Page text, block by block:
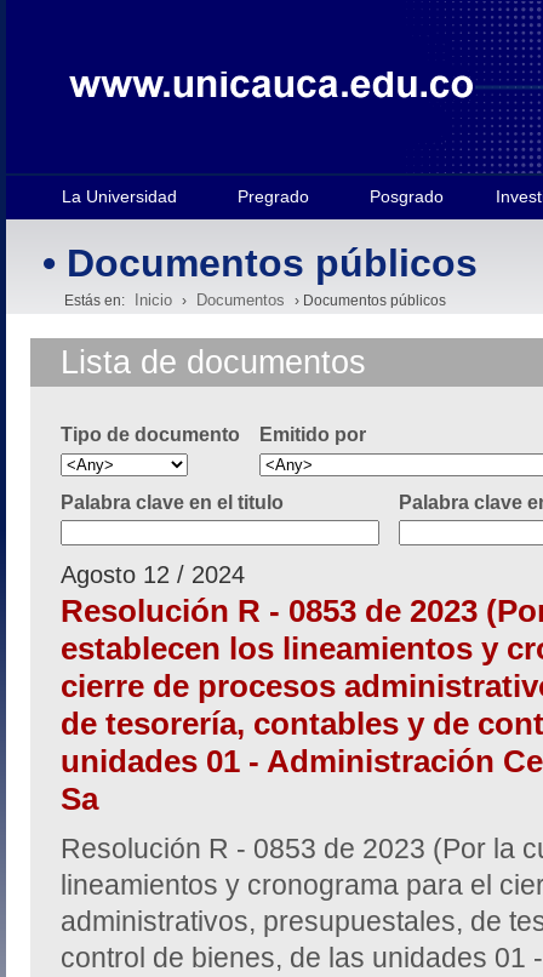
La Universidad Pregrado Posgrado
• Documentos públicos
Estás en: Inicio › Documentos › Documentos públicos
Lista de documentos
Tipo de documento Emitido por
Palabra clave en el titulo Palabra clave
Agosto 12 / 2024
Resolución R - 0853 de 2023
establecen los lineamientos y
cierre de procesos
de tesorería, contables y de
unidades 01 - Administración
Sa
Resolución R - 0853 de 2023 (Por la
lineamientos y cronograma para el
administrativos, presupuestales, de
control de bienes, de las unidades 01